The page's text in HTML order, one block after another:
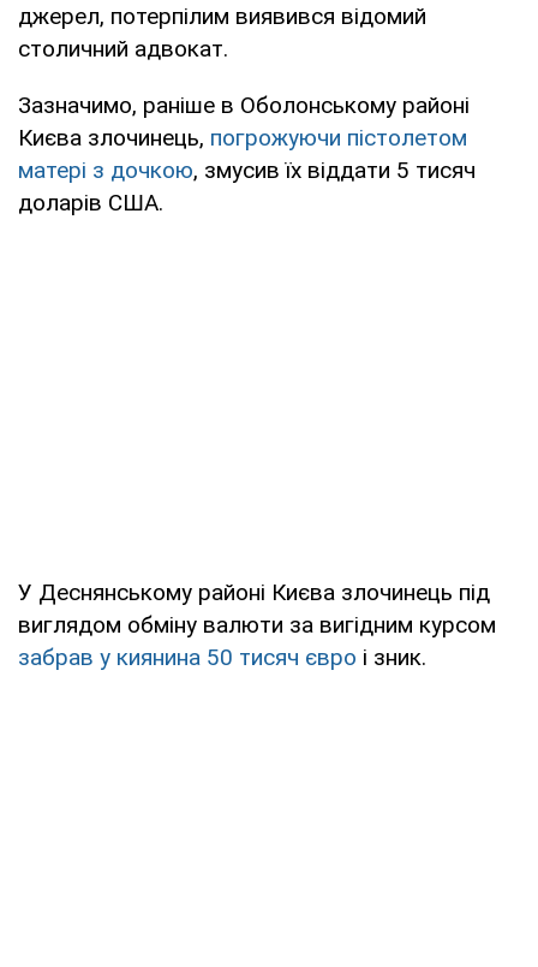
джерел, потерпілим виявився відомий
столичний адвокат.
Зазначимо, раніше в Оболонському районі
Києва злочинець, погрожуючи пістолетом
матері з дочкою, змусив їх віддати 5 тисяч
доларів США.
У Деснянському районі Києва злочинець під
виглядом обміну валюти за вигідним курсом
забрав у киянина 50 тисяч євро і зник.